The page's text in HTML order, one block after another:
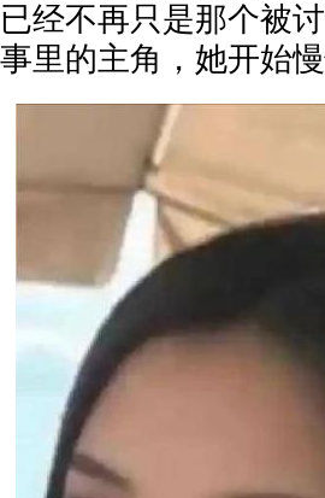
已经不再只是那个被
事里的主角，她开始